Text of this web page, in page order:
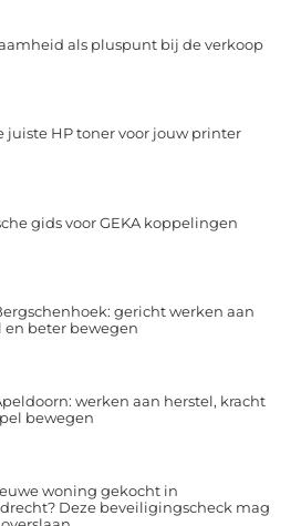
als pluspunt bij de verkoop
juiste HP toner voor jouw printer
gids voor GEKA koppelingen
gericht werken aan
en beter bewegen
werken aan herstel, kracht
bewegen
woning gekocht in
Deze beveiligingscheck mag